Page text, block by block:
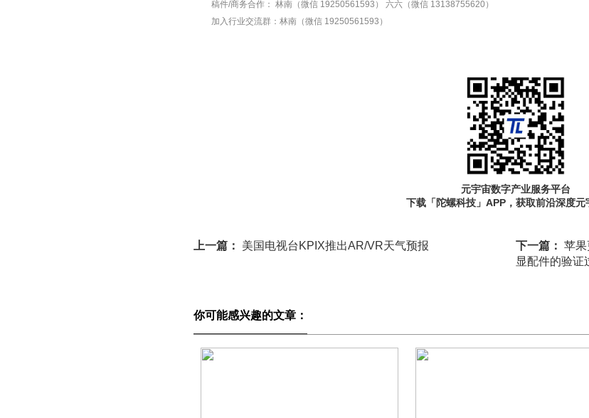
稿件/商务合作： 林南（微信 19250561593）
六六（微信 13138755620）
加入行业交流群： 林南（微信 19250561593）
元宇宙数字产业服务平台
下载「陀螺科技」APP，获取前沿深度元
上一篇： 美国电视台KPIX推出AR/VR天气预报 下一篇： 苹
显配件的验证
你可能感兴趣的文章：